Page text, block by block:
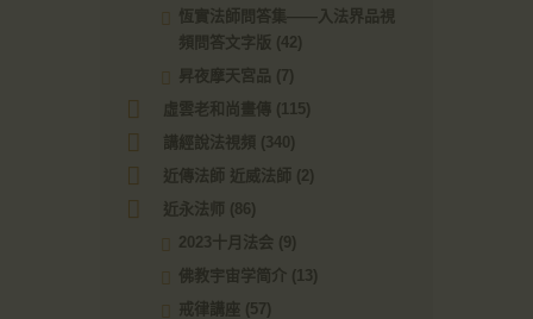
恆實法師問答集——入法界品視
頻問答文字版 (42)
昇夜摩天宮品 (7)
虛雲老和尚畫傳
(115)
講經說法視頻
(340)
近傳法師 近威法師 (2)
近永法师
(86)
2023十月法会 (9)
佛教宇宙学简介 (13)
戒律講座 (57)